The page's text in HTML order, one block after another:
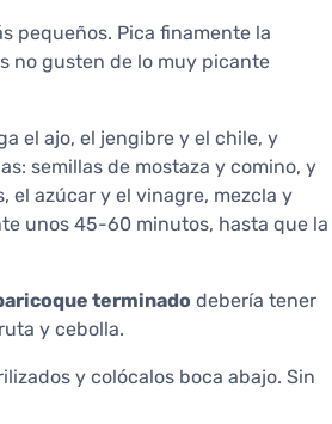
pequeños. Pica finamente la
no gusten de lo muy picante
el ajo, el jengibre y el chile, y
semillas de mostaza y comino, y
el azúcar y el vinagre, mezcla y
unos 45-60 minutos, hasta que la
terminado debería tener
y cebolla.
y colócalos boca abajo. Sin